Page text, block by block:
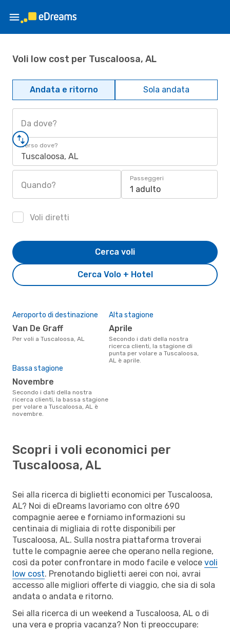
Voli low cost per Tuscaloosa, AL
Andata e ritorno Sola andata
Da dove?
Verso dove?
Tuscaloosa, AL
Quando?
Passeggeri
1 adulto
Voli diretti
Cerca Volo + Hotel
Cerca voli
Aeroporto di destinazione
Van De Graff
Per voli a Tuscaloosa, AL
Alta stagione
aprile
Secondo i dati della nostra
ricerca clienti, la stagione di
punta per volare a Tuscaloosa,
AL è aprile.
Bassa stagione
novembre
Secondo i dati della nostra
ricerca clienti, la bassa stagione
per volare a Tuscaloosa, AL è
novembre.
Scopri i voli economici per
Tuscaloosa, AL
Sei alla ricerca di biglietti economici per Tuscaloosa,
AL? Noi di eDreams lavoriamo con oltre 690
compagnie aeree e forniamo informazioni su
centinaia di migliaia di rotte disponibili per
Tuscaloosa, AL. Sulla nostra piattaforma troverai
tutte le compagnie aeree che operano nella regione,
così da poter confrontare in modo facile e veloce voli
low cost. Prenotando biglietti aerei con noi, avrai
accesso alle migliori offerte di viaggio, che sia di sola
andata o andata e ritorno.
Sei alla ricerca di un weekend a Tuscaloosa, AL o di
una vera e propria vacanza? Non ti preoccupare: